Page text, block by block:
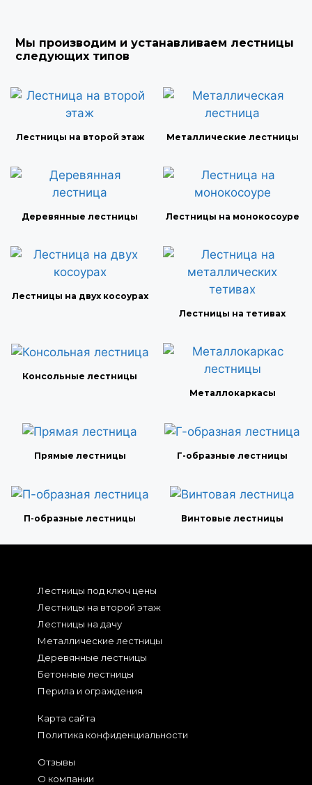
Мы производим и устанавливаем лестницы
следующих типов
Лестницы на второй этаж Металлические лестницы
Деревянные лестницы Лестницы на монокосоуре
Лестницы на двух косоурах
Лестницы на тетивах
Консольные лестницы
Металлокаркасы
Прямые лестницы Г-образные лестницы
П-образные лестницы Винтовые лестницы
Лестницы под ключ цены
Лестницы на второй этаж
Лестницы на дачу
Металлические лестницы
Деревянные лестницы
Бетонные лестницы
Перила и ограждения
Карта сайта
Политика конфиденциальности
Отзывы
О компании